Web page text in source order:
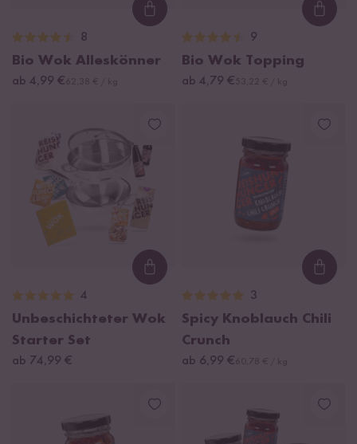
Loading...
8
Bio Wok Alleskönner
ab 4,99 €
9
Bio Wok Topping
ab 4,79 €
Loading...
4
Unbeschichteter Wok
Starter Set
ab 74,99 €
3
Spicy Knoblauch Chili
Crunch
ab 6,99 €